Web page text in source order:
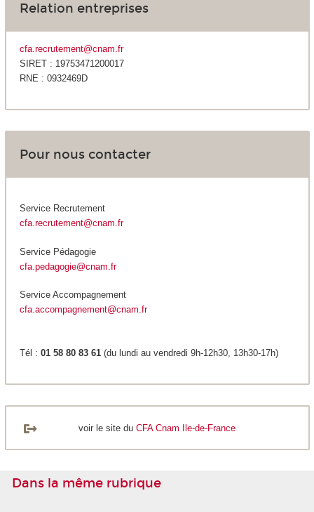
Relation entreprises
cfa.recrutement@cnam.fr
SIRET : 19753471200017
RNE : 0932469D
Pour nous contacter
Service Recrutement
cfa.recrutement@cnam.fr
Service Pédagogie
cfa.pedagogie@cnam.fr
Service Accompagnement
cfa.accompagnement@cnam.fr
Tél : 01 58 80 83 61(du lundi au vendredi 9h-12h30, 13h30-17h)
voir le site du CFA Cnam Ile-de-France
Dans la même rubrique